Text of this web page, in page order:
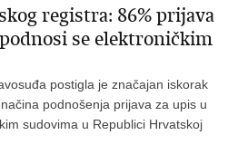
registra: 86% prijava
se elektroničkim
postigla je značajan iskorak
podnošenja prijava za upis u
sudovima u Republici Hrvatskoj